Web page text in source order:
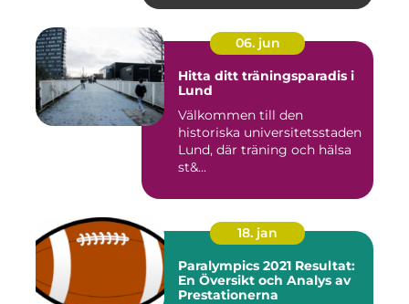
06. jun
Hitta ditt träningsparadis i
Lund
Välkommen till den
historiska universitetsstaden
Lund, där träning och hälsa
st&...
18. jan
Paralympics 2021 Resultat:
En Översikt och Analys av
Prestationerna